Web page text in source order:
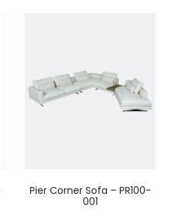
Pier Corner Sofa – PR100-
001